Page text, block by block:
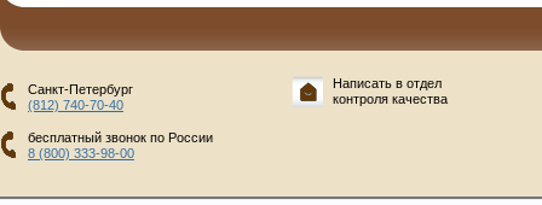
Санкт-Петербург
(812) 740-70-40
бесплатный звонок по России
8 (800) 333-98-00
Написать в отдел
контроля качества